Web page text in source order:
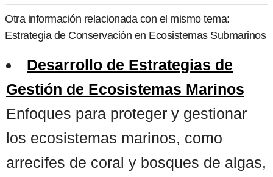
Otra información relacionada con el mismo tema:
Estrategia de Conservación en Ecosistemas Submarinos
Desarrollo de Estrategias de
Gestión de Ecosistemas Marinos
Enfoques para proteger y gestionar
los ecosistemas marinos, como
arrecifes de coral y bosques de algas,